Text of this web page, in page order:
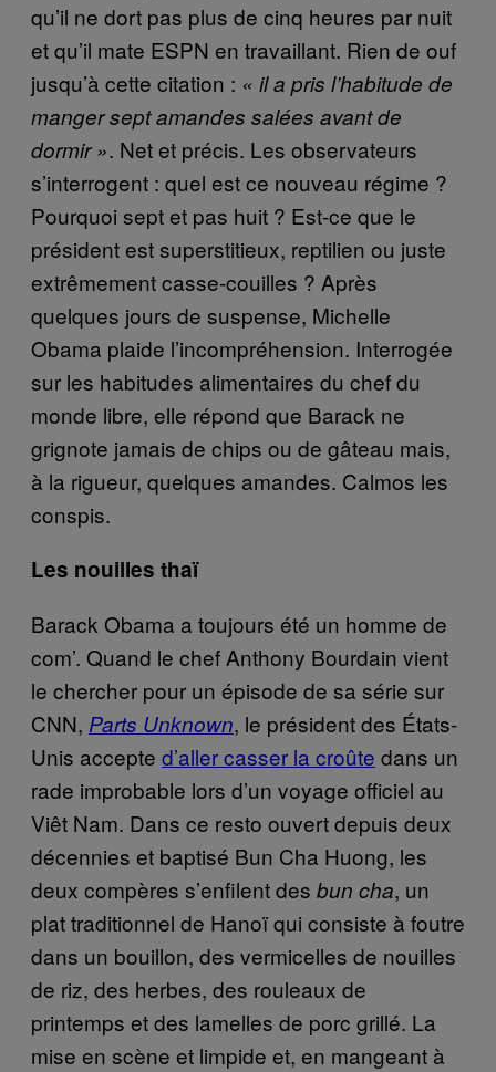
qu’il ne dort pas plus de cinq heures par nuit
et qu’il mate ESPN en travaillant. Rien de ouf
jusqu’à cette citation : « il a pris l’habitude de
manger sept amandes salées avant de
dormir ». Net et précis. Les observateurs
s’interrogent : quel est ce nouveau régime ?
Pourquoi sept et pas huit ? Est-ce que le
président est superstitieux, reptilien ou juste
extrêmement casse-couilles ? Après
quelques jours de suspense, Michelle
Obama plaide l’incompréhension. Interrogée
sur les habitudes alimentaires du chef du
monde libre, elle répond que Barack ne
grignote jamais de chips ou de gâteau mais,
à la rigueur, quelques amandes. Calmos les
conspis.
Les nouilles thaï
Barack Obama a toujours été un homme de
com’. Quand le chef Anthony Bourdain vient
le chercher pour un épisode de sa série sur
CNN, Parts Unknown, le président des États-
Unis accepte d’aller casser la croûte dans un
rade improbable lors d’un voyage officiel au
Viêt Nam. Dans ce resto ouvert depuis deux
décennies et baptisé Bun Cha Huong, les
deux compères s’enfilent des bun cha, un
plat traditionnel de Hanoï qui consiste à foutre
dans un bouillon, des vermicelles de nouilles
de riz, des herbes, des rouleaux de
printemps et des lamelles de porc grillé. La
mise en scène et limpide et, en mangeant à